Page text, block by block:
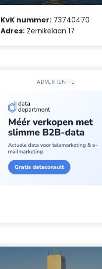
KvK nummer: 73740470
Adres: Zernikelaan 17
ADVERTENTIE